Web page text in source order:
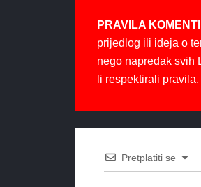
PRAVILA
prijedlog ili ideja o
nego napredak svih
li respektirali
Pretplatiti se